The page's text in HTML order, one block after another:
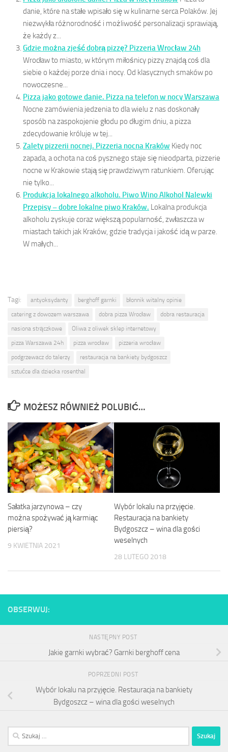
danie, które na stałe wpisało się w kulinarne serca Polaków. Jej
niezwykła różnorodność i możliwość personalizacji sprawiają,
że każdy z...
Gdzie można zjeść dobrą pizzę? Pizzeria Wrocław 24h
Wrocław to miasto, w którym miłośnicy pizzy znajdą coś dla
siebie o każdej porze dnia i nocy. Od klasycznych smaków po
nowoczesne...
Pizza jako gotowe danie. Pizza na telefon w nocy Warszawa
Nocne zamówienia jedzenia to dla wielu z nas doskonały
sposób na zaspokojenie głodu po długim dniu, a pizza
zdecydowanie króluje w tej...
Zalety pizzerii nocnej. Pizzeria nocna Kraków Kiedy noc
zapada, a ochota na coś pysznego staje się nieodparta, pizzerie
nocne w Krakowie stają się prawdziwym ratunkiem. Oferując
nie tylko...
Produkcja lokalnego alkoholu. Piwo Wino Alkohol Nalewki
Przepisy – dobre lokalne piwo Kraków. Lokalna produkcja
alkoholu zyskuje coraz większą popularność, zwłaszcza w
miastach takich jak Kraków, gdzie tradycja i jakość idą w parze.
W małych...
Tagi: antyoksydanty berghoff garnki
błonnik witalny opinie
catering z dowozem warszawa
dobra pizza Wrocław
dobra restauracja
nasiona strączkowe
Oliwa z oliwek sklep internetowy
pizza Warszawa 24h
pizza wrocław
pizzeria wrocław
podgrzewacz do talerzy
restauracja na bankiety bydgoszcz
sztućce dla dziecka rosenthal
MOŻESZ RÓWNIEŻ POLUBIĆ…
Sałatka jarzynowa – czy
można spożywać ją karmiąc
piersią?
9 KWIETNIA 2021
Wybór lokalu na przyjęcie.
Restauracja na bankiety
Bydgoszcz – wina dla gości
weselnych
28 LUTEGO 2018
OBSERWUJ:
NASTĘPNY POST
Jakie garnki wybrać? Garnki berghoff cena
POPRZEDNI POST
Wybór lokalu na przyjęcie. Restauracja na bankiety
Bydgoszcz – wina dla gości weselnych
Szukaj: